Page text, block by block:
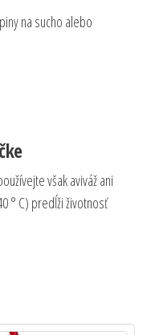
na sucho alebo
však aviváž ani
° C) predĺži životnosť